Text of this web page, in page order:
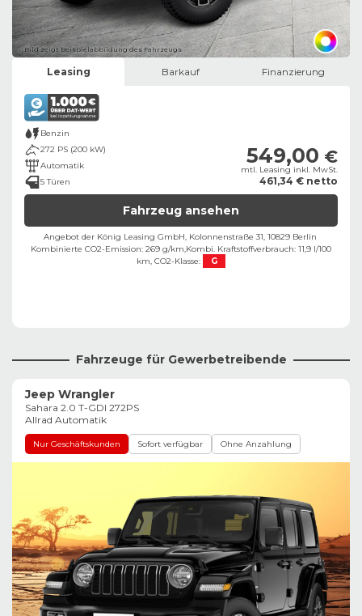
Bild zeigt Beispielabbildung des Fahrzeugs
Leasing Barkauf Finanzierung
Benzin
272 PS (200 kW)
Automatik
5 Türen
549,00 €
mtl. Leasing inkl. MwSt.
461,34 € netto
Fahrzeug ansehen
Angebot der König Leasing GmbH, Kolonnenstraße 31, 10829 Berlin ​
Kombinierte CO2-Emission: 269 g/km,Kombi. Kraftstoffverbrauch: 11,9 l/100
km, CO2-Klasse: G
Fahrzeuge für Gewerbetreibende
Jeep Wrangler
Sahara 2.0 T-GDI 272PS
Allrad Automatik
Nur Geschäftskunden Sofort verfügbar Ohne Anzahlung